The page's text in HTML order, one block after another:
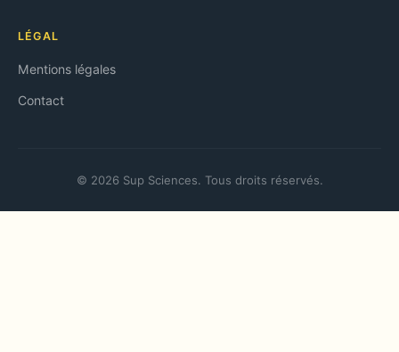
LÉGAL
Mentions légales
Contact
© 2026 Sup Sciences. Tous droits réservés.